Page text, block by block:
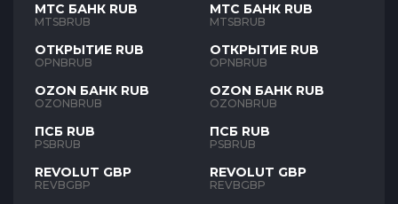
МТС БАНК RUB
MTSBRUB
ОТКРЫТИЕ RUB
OPNBRUB
OZON БАНК RUB
OZONBRUB
ПСБ RUB
PSBRUB
REVOLUT GBP
REVBGBP
МТС БАНК RUB
MTSBRUB
ОТКРЫТИЕ RUB
OPNBRUB
OZON БАНК RUB
OZONBRUB
ПСБ RUB
PSBRUB
REVOLUT GBP
REVBGBP